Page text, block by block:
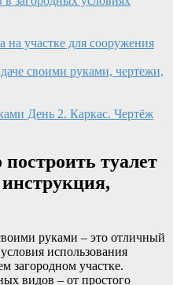
на участке для сооружения
своими руками, чертежи,
День 2. Каркас. Чертёж
туалет
руками – это отличный
использования
загородном участке.
видов – от простого